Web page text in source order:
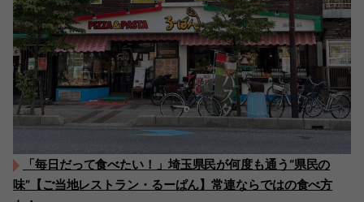
「毎日だって食べたい！」埼玉県民が何度も通う“県民の
味”【ご当地レストラン・るーぱん】常連ならではの食べ方